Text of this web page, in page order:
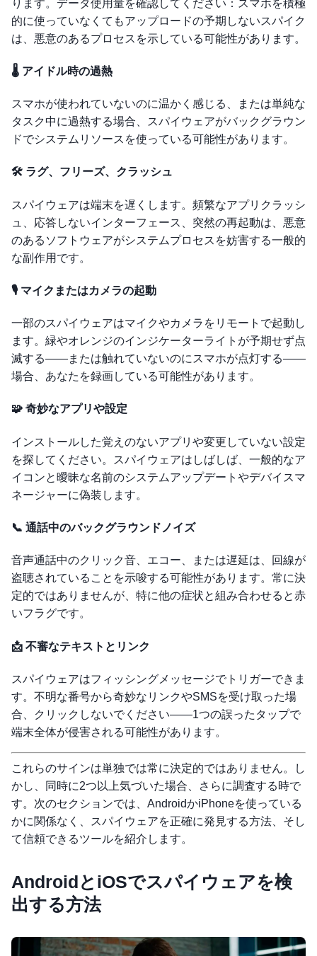
ります。データ使用量を確認してください：スマホを積極
的に使っていなくてもアップロードの予期しないスパイク
は、悪意のあるプロセスを示している可能性があります。
🌡️ アイドル時の過熱
スマホが使われていないのに温かく感じる、または単純な
タスク中に過熱する場合、スパイウェアがバックグラウン
ドでシステムリソースを使っている可能性があります。
🛠️ ラグ、フリーズ、クラッシュ
スパイウェアは端末を遅くします。頻繁なアプリクラッシ
ュ、応答しないインターフェース、突然の再起動は、悪意
のあるソフトウェアがシステムプロセスを妨害する一般的
な副作用です。
🎙️ マイクまたはカメラの起動
一部のスパイウェアはマイクやカメラをリモートで起動し
ます。緑やオレンジのインジケーターライトが予期せず点
滅する——または触れていないのにスマホが点灯する——
場合、あなたを録画している可能性があります。
🧩 奇妙なアプリや設定
インストールした覚えのないアプリや変更していない設定
を探してください。スパイウェアはしばしば、一般的なア
イコンと曖昧な名前のシステムアップデートやデバイスマ
ネージャーに偽装します。
📞 通話中のバックグラウンドノイズ
音声通話中のクリック音、エコー、または遅延は、回線が
盗聴されていることを示唆する可能性があります。常に決
定的ではありませんが、特に他の症状と組み合わせると赤
いフラグです。
📩 不審なテキストとリンク
スパイウェアはフィッシングメッセージでトリガーできま
す。不明な番号から奇妙なリンクやSMSを受け取った場
合、クリックしないでください——1つの誤ったタップで
端末全体が侵害される可能性があります。
これらのサインは単独では常に決定的ではありません。し
かし、同時に2つ以上気づいた場合、さらに調査する時で
す。次のセクションでは、AndroidかiPhoneを使っている
かに関係なく、スパイウェアを正確に発見する方法、そし
て信頼できるツールを紹介します。
AndroidとiOSでスパイウェアを検
出する方法